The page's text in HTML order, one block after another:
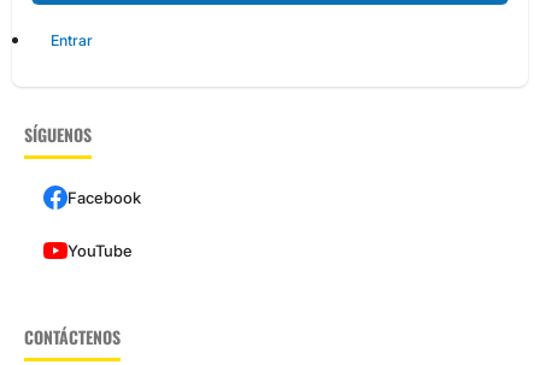
Entrar
SÍGUENOS
Facebook
YouTube
CONTÁCTENOS